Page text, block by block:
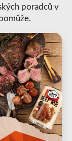
poradců v